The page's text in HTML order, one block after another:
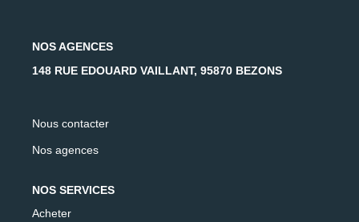
NOS AGENCES
148 RUE EDOUARD VAILLANT, 95870 BEZONS
Nous contacter
Nos agences
NOS SERVICES
Acheter